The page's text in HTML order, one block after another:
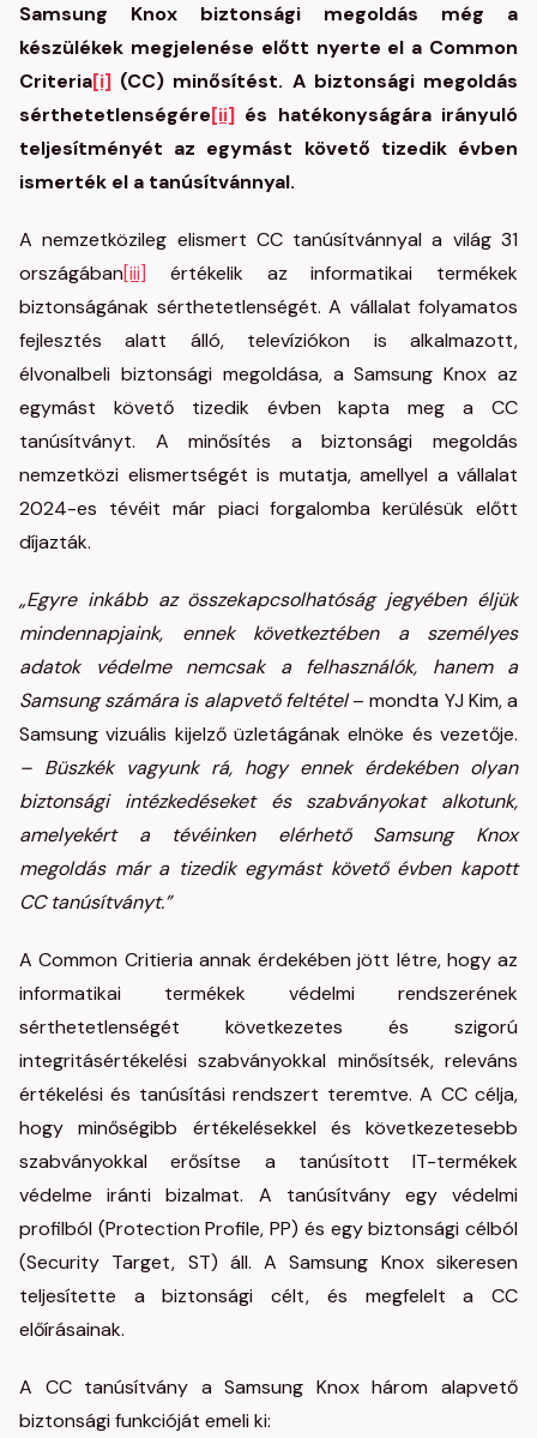
Samsung Knox biztonsági megoldás még a
készülékek megjelenése előtt nyerte el a Common
Criteria[i] (CC) minősítést. A biztonsági megoldás
sérthetetlenségére[ii] és hatékonyságára irányuló
teljesítményét az egymást követő tizedik évben
ismerték el a tanúsítvánnyal.
A nemzetközileg elismert CC tanúsítvánnyal a világ 31
országában[iii] értékelik az informatikai termékek
biztonságának sérthetetlenségét. A vállalat folyamatos
fejlesztés alatt álló, televíziókon is alkalmazott,
élvonalbeli biztonsági megoldása, a Samsung Knox az
egymást követő tizedik évben kapta meg a CC
tanúsítványt. A minősítés a biztonsági megoldás
nemzetközi elismertségét is mutatja, amellyel a vállalat
2024-es tévéit már piaci forgalomba kerülésük előtt
díjazták.
„Egyre inkább az összekapcsolhatóság jegyében éljük
mindennapjaink, ennek következtében a személyes
adatok védelme nemcsak a felhasználók, hanem a
Samsung számára is alapvető feltétel– mondta YJ Kim, a
Samsung vizuális kijelző üzletágának elnöke és vezetője.
– Büszkék vagyunk rá, hogy ennek érdekében olyan
biztonsági intézkedéseket és szabványokat alkotunk,
amelyekért a tévéinken elérhető Samsung Knox
megoldás már a tizedik egymást követő évben kapott
CC tanúsítványt.”
A Common Critieria annak érdekében jött létre, hogy az
informatikai termékek védelmi rendszerének
sérthetetlenségét következetes és szigorú
integritásértékelési szabványokkal minősítsék, releváns
értékelési és tanúsítási rendszert teremtve. A CC célja,
hogy minőségibb értékelésekkel és következetesebb
szabványokkal erősítse a tanúsított IT-termékek
védelme iránti bizalmat. A tanúsítvány egy védelmi
profilból (Protection Profile, PP) és egy biztonsági célból
(Security Target, ST) áll. A Samsung Knox sikeresen
teljesítette a biztonsági célt, és megfelelt a CC
előírásainak.
A CC tanúsítvány a Samsung Knox három alapvető
biztonsági funkcióját emeli ki: